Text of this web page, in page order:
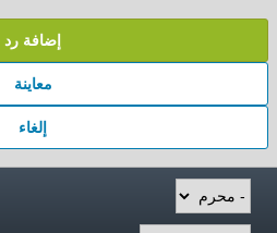
إضافة رد
معاينة
إلغاء